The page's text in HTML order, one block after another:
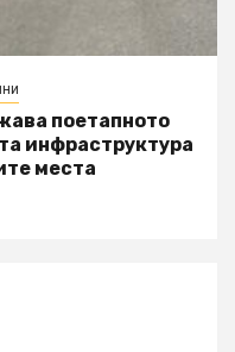
поетапното
инфраструктура
места